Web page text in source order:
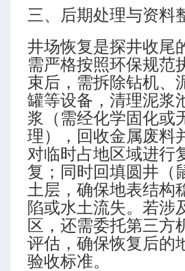
三、后期处理与资料
井场恢复是探井收尾
需严格按照环保规范
束后，需拆除钻机、
罐等设备，清理泥浆
浆（需经化学固化或
理），回收金属废料
对临时占地区域进行
复；同时回填圆井（
土层，确保地表结构
陷或水土流失。若涉
区，还需委托第三方
评估，确保恢复后的
验收标准。